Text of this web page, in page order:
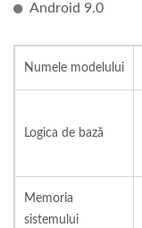
Android 9.0
Numele modelului
Logica de bază
Memoria
sistemului